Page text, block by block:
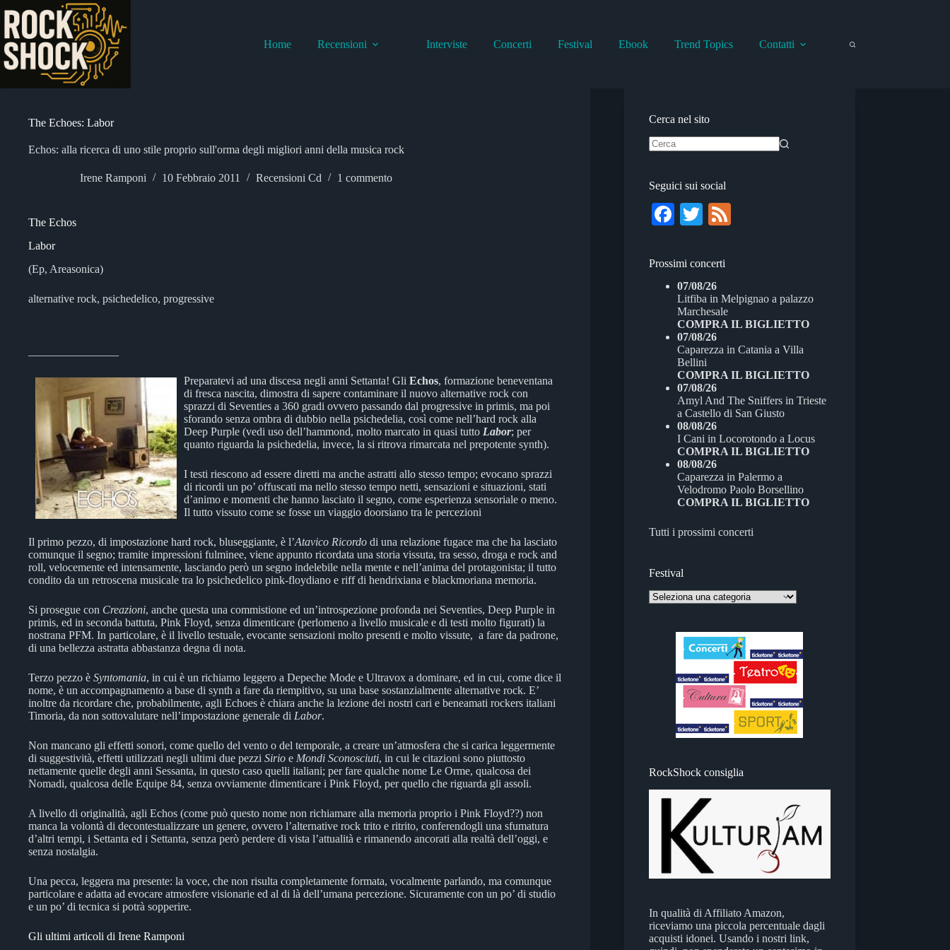
contenuto
Home
Recensioni Interviste Concerti Festival Ebook Trend Topics Contatti
The Echoes: Labor
Echos: alla ricerca di uno stile proprio sull'orma degli migliori anni della musica rock
Irene Ramponi 10 Febbraio 2011 Recensioni Cd 1 commento
The Echos
Labor
(Ep, Areasonica)
alternative rock, psichedelico, progressive
Preparatevi ad una discesa negli anni Settanta! Gli Echos, formazione beneventana
di fresca nascita, dimostra di sapere contaminare il nuovo alternative rock con
sprazzi di Seventies a 360 gradi ovvero passando dal progressive in primis, ma poi
sforando senza ombra di dubbio nella psichedelia, così come nell’hard rock alla
Deep Purple (vedi uso dell’hammond, molto marcato in quasi tutto Labor; per
quanto riguarda la psichedelia, invece, la si ritrova rimarcata nel prepotente synth).
I testi riescono ad essere diretti ma anche astratti allo stesso tempo; evocano sprazzi
di ricordi un po’ offuscati ma nello stesso tempo netti, sensazioni e situazioni, stati
d’animo e momenti che hanno lasciato il segno, come esperienza sensoriale o meno.
Il tutto vissuto come se fosse un viaggio doorsiano tra le percezioni
Il primo pezzo, di impostazione hard rock, bluseggiante, è l’Atavico Ricordo di una relazione fugace ma che ha lasciato
comunque il segno; tramite impressioni fulminee, viene appunto ricordata una storia vissuta, tra sesso, droga e rock and
roll, velocemente ed intensamente, lasciando però un segno indelebile nella mente e nell’anima del protagonista; il tutto
condito da un retroscena musicale tra lo psichedelico pink-floydiano e riff di hendrixiana e blackmoriana memoria.
Si prosegue con Creazioni, anche questa una commistione ed un’introspezione profonda nei Seventies, Deep Purple in
primis, ed in seconda battuta, Pink Floyd, senza dimenticare (perlomeno a livello musicale e di testi molto figurati) la
nostrana PFM. In particolare, è il livello testuale, evocante sensazioni molto presenti e molto vissute, a fare da padrone,
di una bellezza astratta abbastanza degna di nota.
Terzo pezzo è Syntomania, in cui è un richiamo leggero a Depeche Mode e Ultravox a dominare, ed in cui, come dice il
nome, è un accompagnamento a base di synth a fare da riempitivo, su una base sostanzialmente alternative rock. E’
inoltre da ricordare che, probabilmente, agli Echoes è chiara anche la lezione dei nostri cari e beneamati rockers italiani
Timoria, da non sottovalutare nell’impostazione generale di Labor.
Non mancano gli effetti sonori, come quello del vento o del temporale, a creare un’atmosfera che si carica leggermente
di suggestività, effetti utilizzati negli ultimi due pezzi Sirio e Mondi Sconosciuti, in cui le citazioni sono piuttosto
nettamente quelle degli anni Sessanta, in questo caso quelli italiani; per fare qualche nome Le Orme, qualcosa dei
Nomadi, qualcosa delle Equipe 84, senza ovviamente dimenticare i Pink Floyd, per quello che riguarda gli assoli.
A livello di originalità, agli Echos (come può questo nome non richiamare alla memoria proprio i Pink Floyd??) non
manca la volontà di decontestualizzare un genere, ovvero l’alternative rock trito e ritrito, conferendogli una sfumatura
d’altri tempi, i Settanta ed i Settanta, senza però perdere di vista l’attualità e rimanendo ancorati alla realtà dell’oggi, e
senza nostalgia.
Una pecca, leggera ma presente: la voce, che non risulta completamente formata, vocalmente parlando, ma comunque
particolare e adatta ad evocare atmosfere visionarie ed al di là dell’umana percezione. Sicuramente con un po’ di studio
e un po’ di tecnica si potrà sopperire.
Gli ultimi articoli di Irene Ramponi
Cerca nel sito
Seguici sui social
Fa
bo
ok
T
tte
r
Prossimi concerti
07/08/26
Litfiba inMelpignao a palazzo
Marchesale
COMPRA IL BIGLIETTO
07/08/26
Caparezza inCatania a Villa
Bellini
COMPRA IL BIGLIETTO
07/08/26
Amyl And The Sniffers inTrieste
a Castello di San Giusto
08/08/26
I Cani inLocorotondo a Locus
COMPRA IL BIGLIETTO
08/08/26
Caparezza inPalermo a
Velodromo Paolo Borsellino
COMPRA IL BIGLIETTO
Tutti i prossimi concerti
Festival
RockShock consiglia
In qualità di Affiliato Amazon,
riceviamo una piccola percentuale dagli
acquisti idonei. Usando i nostri link,